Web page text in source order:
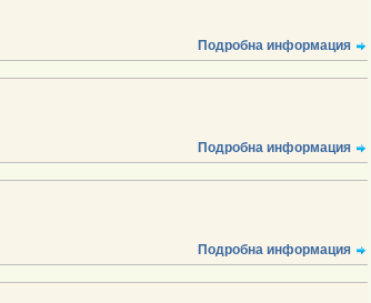
Подробна информация
Подробна информация
Подробна информация